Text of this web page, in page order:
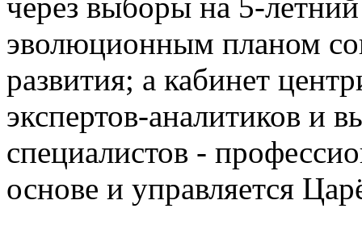
эволюционным планом
развития; а кабинет
экспертов-аналитиков и
специалистов -
основе и управляется